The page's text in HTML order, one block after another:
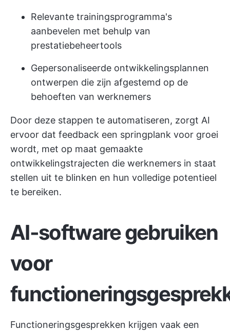
Relevante trainingsprogramma's
aanbevelen met behulp van
prestatiebeheertools
Gepersonaliseerde ontwikkelingsplannen
ontwerpen die zijn afgestemd op de
behoeften van werknemers
Door deze stappen te automatiseren, zorgt AI
ervoor dat feedback een springplank voor groei
wordt, met op maat gemaakte
ontwikkelingstrajecten die werknemers in staat
stellen uit te blinken en hun volledige potentieel
te bereiken.
AI-software gebruiken
voor
Functioneringsgesprekken krijgen vaak een